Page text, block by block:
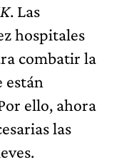
. Las
hospitales
combatir la
están
ello, ahora
las